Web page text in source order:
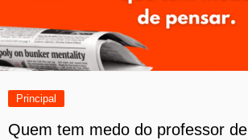
Principal
Quem tem medo do professor de